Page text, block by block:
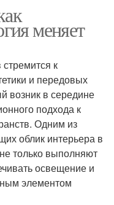
меняет
к
и передовых
возник в середине
подхода к
Одним из
облик интерьера в
только выполняют
освещение и
элементом